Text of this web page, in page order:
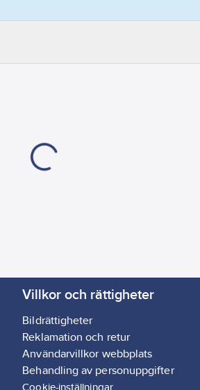
Artikelnummer
Villkor och rättigheter
Bildrättigheter
Reklamation och retur
Användarvillkor webbplats
Behandling av personuppgifter
Cookie-inställningar